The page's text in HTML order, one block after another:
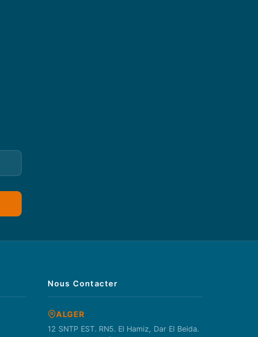
Nous Contacter
ALGER
12 SNTP EST. RN5. El Hamiz, Dar El Beida.